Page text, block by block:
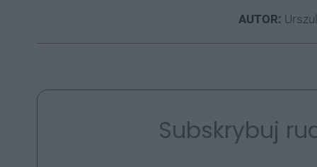
AUTOR:
Subskrybuj